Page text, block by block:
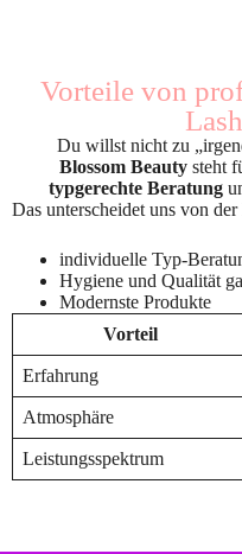
Vorteile von
Du willst nicht zu
Blossom Beauty steht
typgerechte Beratung
Das unterscheidet uns von
individuelle Typ-
Hygiene und Qualität
Modernste Produkte
Vorteil
Erfahrung
Atmosphäre
Leistungsspektrum